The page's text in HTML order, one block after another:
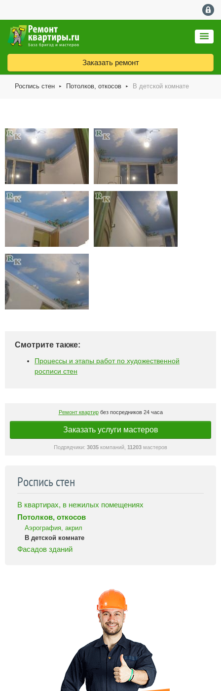
Заказать ремонт
Роспись стен ► Потолков, откосов ► В детской комнате
Смотрите также:
Процессы и этапы работ по художественной
росписи стен
Ремонт квартирбез посредников 24 часа
Заказать услуги мастеров
Подрядчики: 3035 компаний, 11203 мастеров
Роспись стен
В квартирах, в нежилых помещениях
Потолков, откосов
Аэрография, акрил
В детской комнате
Фасадов зданий